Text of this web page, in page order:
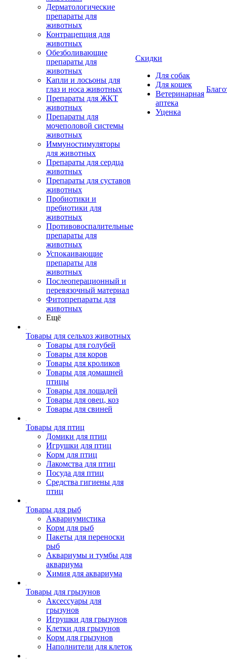
Дерматологические
препараты для
животных
Контрацепция для
животных
Обезболивающие
препараты для
животных
Капли и лосьоны для
глаз и носа животных
Препараты для ЖКТ
животных
Препараты для
мочеполовой системы
животных
Иммуностимуляторы
для животных
Препараты для сердца
животных
Препараты для суставов
животных
Пробиотики и
пребиотики для
животных
Противовоспалительные
препараты для
животных
Успокаивающие
препараты для
животных
Послеоперационный и
перевязочный материал
Фитопрепараты для
животных
Ещё
Товары для сельхоз животных
Товары для голубей
Товары для коров
Товары для кроликов
Товары для домашней
птицы
Товары для лошадей
Товары для овец, коз
Товары для свиней
Товары для птиц
Домики для птиц
Игрушки для птиц
Корм для птиц
Лакомства для птиц
Посуда для птиц
Средства гигиены для
птиц
Товары для рыб
Аквариумистика
Корм для рыб
Пакеты для переноски
рыб
Аквариумы и тумбы для
аквариума
Химия для аквариума
Товары для грызунов
Аксессуары для
грызунов
Игрушки для грызунов
Клетки для грызунов
Корм для грызунов
Наполнители для клеток
Скидки
Для собак
Для кошек
Ветеринарная
аптека
Уценка